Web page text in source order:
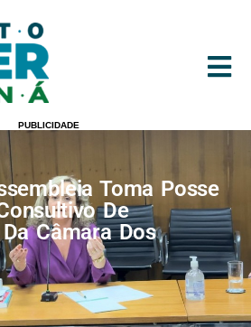
PUBLICIDADE
Toma Posse
De
Câmara Dos